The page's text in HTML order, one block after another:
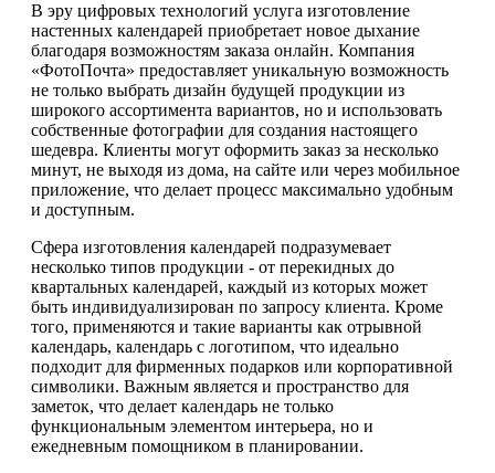
В эру цифровых технологий услуга изготовление
настенных календарей приобретает новое дыхание
благодаря возможностям заказа онлайн. Компания
«ФотоПочта» предоставляет уникальную возможность
не только выбрать дизайн будущей продукции из
широкого ассортимента вариантов, но и использовать
собственные фотографии для создания настоящего
шедевра. Клиенты могут оформить заказ за несколько
минут, не выходя из дома, на сайте или через мобильное
приложение, что делает процесс максимально удобным
и доступным.
Сфера изготовления календарей подразумевает
несколько типов продукции - от перекидных до
квартальных календарей, каждый из которых может
быть индивидуализирован по запросу клиента. Кроме
того, применяются и такие варианты как отрывной
календарь, календарь с логотипом, что идеально
подходит для фирменных подарков или корпоративной
символики. Важным является и пространство для
заметок, что делает календарь не только
функциональным элементом интерьера, но и
ежедневным помощником в планировании.